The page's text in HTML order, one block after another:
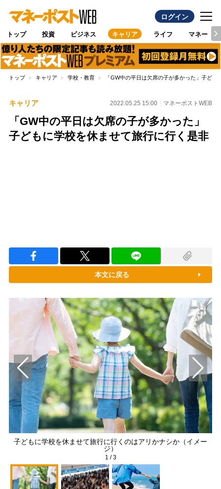
ログイン
トップ 投資 ビジネス キャリア ライフ マネー
トップ キャリア 学校・教育 「GW中の平日は欠席の子が多かった」子ど
キャリア 2022.05.25 15:00 マネーポストWEB
「GW中の平日は欠席の子が多かった」
子どもに学校を休ませて旅行に行く是非
本文に戻る
子どもに学校を休ませて旅行に行くのはアリかナシか（イメー
ジ）
1 /3